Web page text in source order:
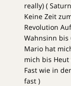
really) (
Keine Zeit
Revolution
Wahnsinn bis
Mario hat
mich bis
Fast wie in
fast )